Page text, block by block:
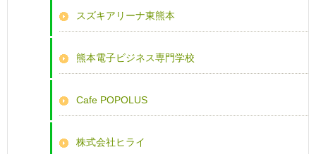
スズキアリーナ東熊本
熊本電子ビジネス専門学校
Cafe POPOLUS
株式会社ヒライ